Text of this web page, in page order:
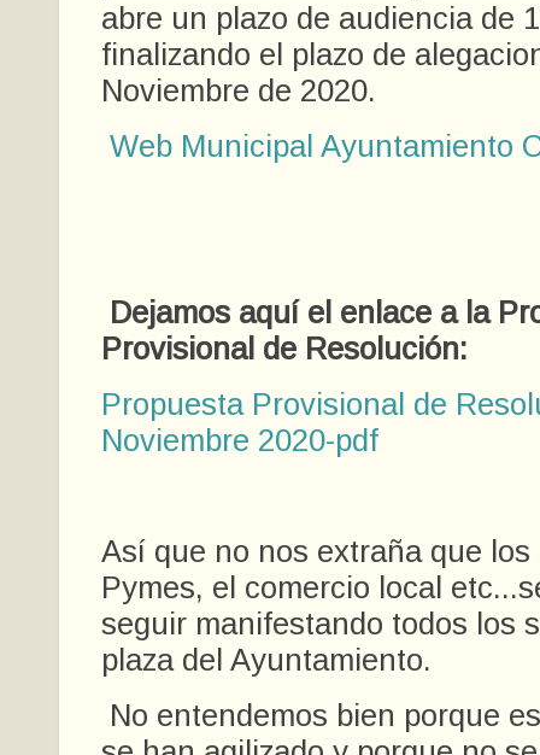
abre un plazo de audiencia de
finalizando el plazo de
Noviembre de 2020.
Web Municipal Ayuntamiento
Dejamos aquí el enlace a la
Provisional de Resolución:
Propuesta Provisional de
Noviembre 2020-pdf
Así que no nos extraña que
Pymes, el comercio local
seguir manifestando todos los
plaza del Ayuntamiento.
No entendemos bien porque